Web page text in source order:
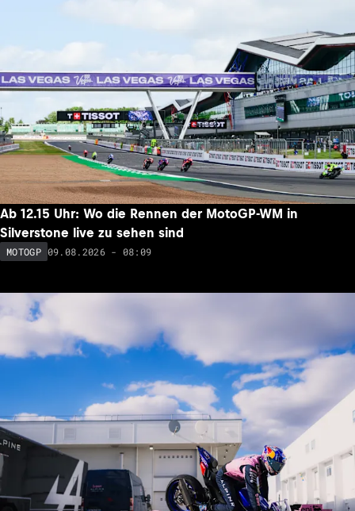
Ab 12.15 Uhr: Wo die Rennen der MotoGP-WM in
Silverstone live zu sehen sind
MOTOGP 09.08.2026 - 08:09